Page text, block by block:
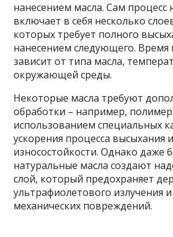
нанесением масла. Сам процесс
включает в себя несколько
которых требует полного
нанесением следующего. Время
зависит от типа масла,
окружающей среды.
Некоторые масла требуют
обработки – например,
использованием специальных
ускорения процесса высыхания
износостойкости. Однако даже
натуральные масла создают
слой, который предохраняет
ультрафиолетового излучения
механических повреждений.